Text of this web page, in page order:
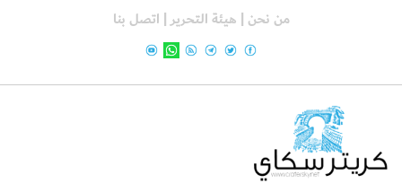
من نحن | هيئة التحرير | اتصل بنا